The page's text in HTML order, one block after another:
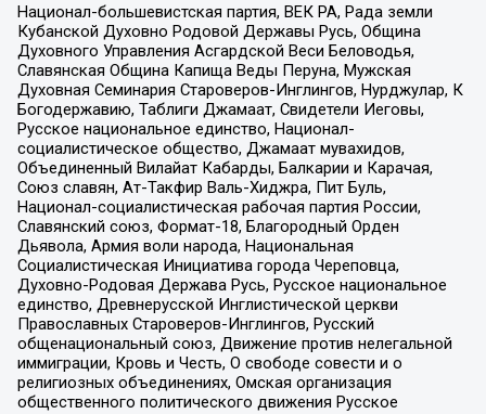
Национал-большевистская партия, ВЕК РА, Рада земли
Кубанской Духовно Родовой Державы Русь, Община
Духовного Управления Асгардской Веси Беловодья,
Славянская Община Капища Веды Перуна, Мужская
Духовная Семинария Староверов-Инглингов, Нурджулар, К
Богодержавию, Таблиги Джамаат, Свидетели Иеговы,
Русское национальное единство, Национал-
социалистическое общество, Джамаат мувахидов,
Объединенный Вилайат Кабарды, Балкарии и Карачая,
Союз славян, Ат-Такфир Валь-Хиджра, Пит Буль,
Национал-социалистическая рабочая партия России,
Славянский союз, Формат-18, Благородный Орден
Дьявола, Армия воли народа, Национальная
Социалистическая Инициатива города Череповца,
Духовно-Родовая Держава Русь, Русское национальное
единство, Древнерусской Инглистической церкви
Православных Староверов-Инглингов, Русский
общенациональный союз, Движение против нелегальной
иммиграции, Кровь и Честь, О свободе совести и о
религиозных объединениях, Омская организация
общественного политического движения Русское